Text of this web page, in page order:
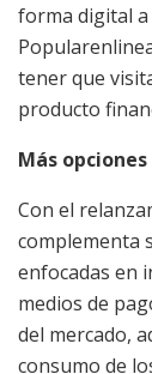
forma digital a
tener que
producto
Más
Con el
complementa
enfocadas en
medios de
del mercado,
consumo de